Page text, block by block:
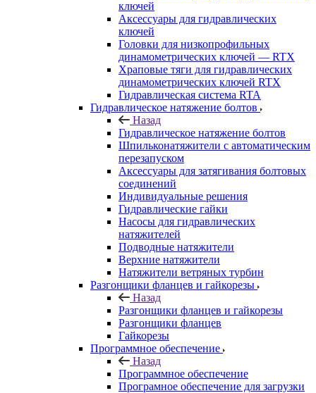
ключей
Аксессуары для гидравлических
ключей
Головки для низкопрофильных
динамометрических ключей — RTX
Храповые тяги для гидравлических
динамометрических ключей RTX
Гидравлическая система RTA
Гидравлическое натяжение болтов
Назад
Гидравлическое натяжение болтов
Шпильконатяжители с автоматическим
перезапуском
Аксессуары для затягивания болтовых
соединений
Индивидуальные решения
Гидравлические гайки
Насосы для гидравлических
натяжителей
Подводные натяжители
Верхние натяжители
Натяжители ветряных турбин
Разгонщики фланцев и гайкорезы
Назад
Разгонщики фланцев и гайкорезы
Разгонщики фланцев
Гайкорезы
Программное обеспечение
Назад
Программное обеспечение
Програмное обеспечение для загрузки